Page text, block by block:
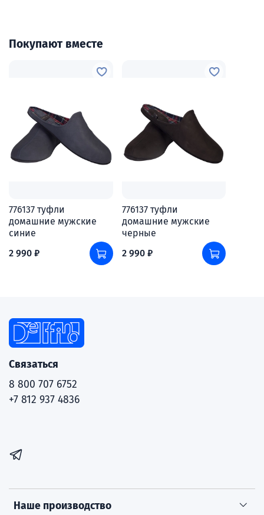
Покупают вместе
776137 туфли
домашние мужские
синие
2 990 ₽
776137 туфли
домашние мужские
черные
2 990 ₽
Наше производство
Связаться
8 800 707 6752
+7 812 937 4836